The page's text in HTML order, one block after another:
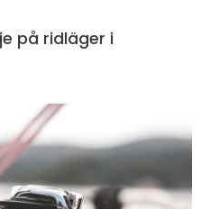
på ridläger i